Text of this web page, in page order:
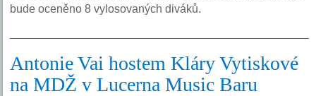
bude oceněno 8 vylosovaných diváků.
Antonie Vai hostem Kláry Vytiskové
na MDŽ v Lucerna Music Baru